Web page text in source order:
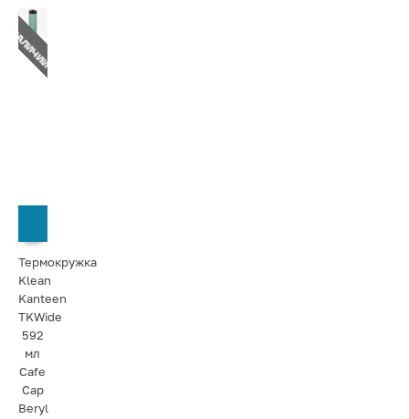
Термокружка
Klean
Kanteen
TKWide
592
мл
Cafe
Cap
Beryl